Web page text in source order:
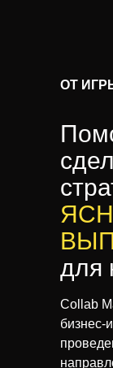
ОТ
для
Collab
бизнес-